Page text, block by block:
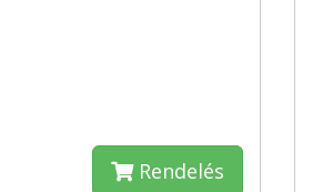
Rendelés